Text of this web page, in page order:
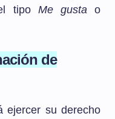
tipo Me gustao
de
ejercer su derecho